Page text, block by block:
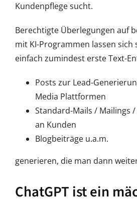
Kundenpflege sucht.
Berechtigte Überlegungen auf
mit KI-Programmen lassen sich
einfach zumindest erste Text-
Posts zur Lead-
Media Plattformen
Standard-Mails / Mailings
an Kunden
Blogbeiträge u.a.m.
generieren, die man dann
ChatGPT ist ein